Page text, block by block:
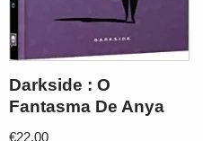
Darkside : O
Fantasma De Anya
€22,00